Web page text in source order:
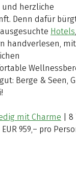
herzliche
Denn dafür
Hotels,
handverlesen,
Berge & Seen,
mit Charme |
959,– pro